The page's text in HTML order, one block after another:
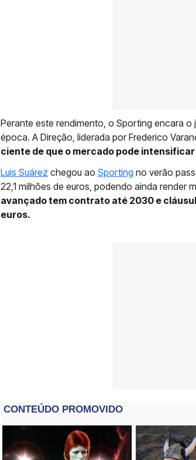
Perante este rendimento, o Sporting encara
época. A Direção, liderada por Frederico
ciente de que o mercado pode
Luis Suárez chegou ao Sporting no verão
22,1 milhões de euros, podendo ainda render
avançado tem contrato até 2030 e
euros.